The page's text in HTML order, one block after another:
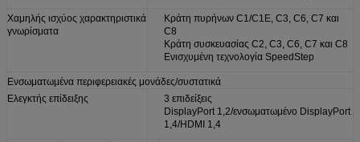
Χαμηλής ισχύος χαρακτηριστικά
γνωρίσματα
Κράτη πυρήνων C1/C1E, C3, C6, C7 και
C8
Κράτη συσκευασίας C2, C3, C6, C7 και C8
Ενισχυμένη τεχνολογία SpeedStep
Ενσωματωμένα περιφερειακές μονάδες/συστατικά
Ελεγκτής επίδειξης
3 επιδείξεις
DisplayPort 1,2/ενσωματωμένο DisplayPort
1,4/HDMI 1,4